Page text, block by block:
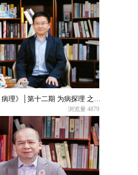
《科普了，病理》│第十二期 为病探理 之“胰影寻踪”
浏览量 4879